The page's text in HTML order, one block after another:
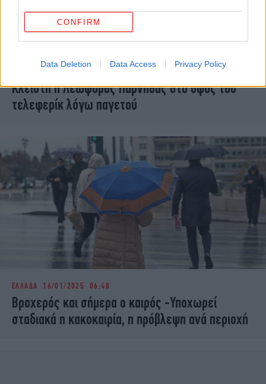
CONFIRM
Data Deletion Data Access Privacy Policy
07/02/2025 08:09
Κλειστή η Λεωφόρος Πάρνηθας στο ύψος του
τελεφερίκ λόγω παγετού
ΕΛΛΑΔΑ 16/01/2025 06:48
Βροχερός και σήμερα ο καιρός -Υποχωρεί
σταδιακά η κακοκαιρία, η πρόβλεψη ανά περιοχή